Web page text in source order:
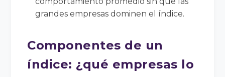
grandes empresas dominen el índice.
Componentes de un
índice: ¿qué empresas lo